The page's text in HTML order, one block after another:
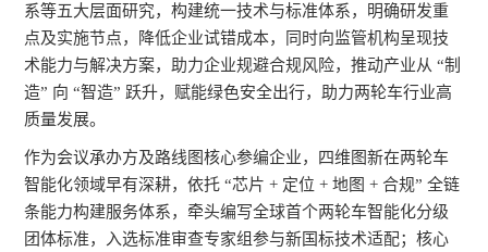
系等五大层面研究，构建统一技术与标准体系，明确研发重
点及实施节点，降低企业试错成本，同时向监管机构呈现技
术能力与解决方案，助力企业规避合规风险，推动产业从 “制
造” 向 “智造” 跃升，赋能绿色安全出行，助力两轮车行业高
质量发展。
作为会议承办方及路线图核心参编企业，四维图新在两轮车
智能化领域早有深耕，依托 “芯片 + 定位 + 地图 + 合规” 全链
条能力构建服务体系，牵头编写全球首个两轮车智能化分级
团体标准，入选标准审查专家组参与新国标技术适配；核心